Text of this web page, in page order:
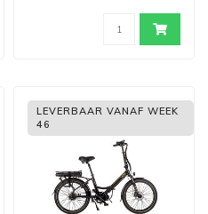
LEVERBAAR VANAF WEEK
46